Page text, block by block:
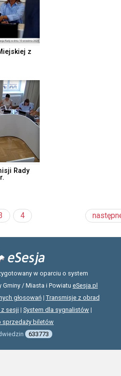
z
Rady
4
w oparciu o system
Gminy / Miasta i Powiatu eSesja.pl
głosowań| Transmisje z obrad
sesji | System dla sygnalistów |
sprzedaży biletów
633773